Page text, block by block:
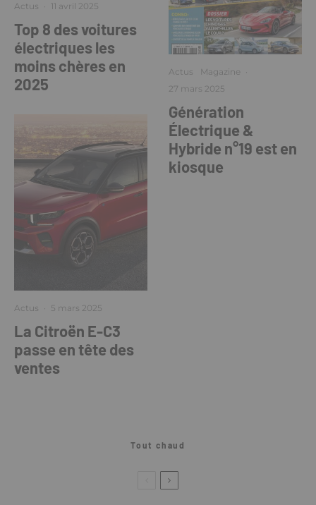
Actus · 11 avril 2025
Top 8 des voitures
électriques les
moins chères en
2025
Actus · 5 mars 2025
La Citroën E-C3
passe en tête des
ventes
Actus Magazine ·
27 mars 2025
Génération
Électrique &
Hybride n°19 est en
kiosque
Tout chaud